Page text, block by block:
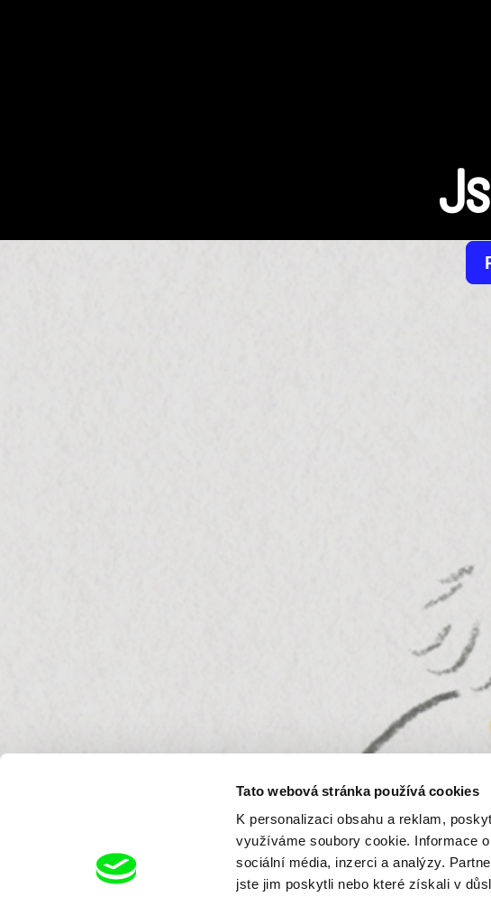
Tato webová stránka používá cookies
K personalizaci obsahu a reklam,
využíváme soubory cookie. Informace
sociální média, inzerci a analýzy.
jste jim poskytli nebo které získali v